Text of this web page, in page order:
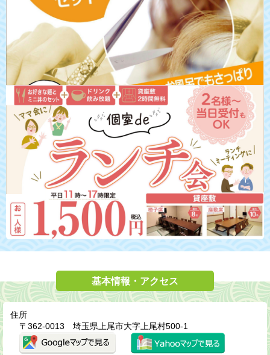
基本情報・アクセス
住所
〒362-0013 埼玉県上尾市大字上尾村500-1